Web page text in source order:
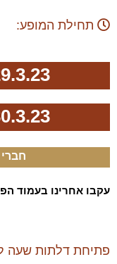
תחילת המופע:
SOLD OUT
עקבו אחרינו בעמוד
פתיחת דלתות שעה